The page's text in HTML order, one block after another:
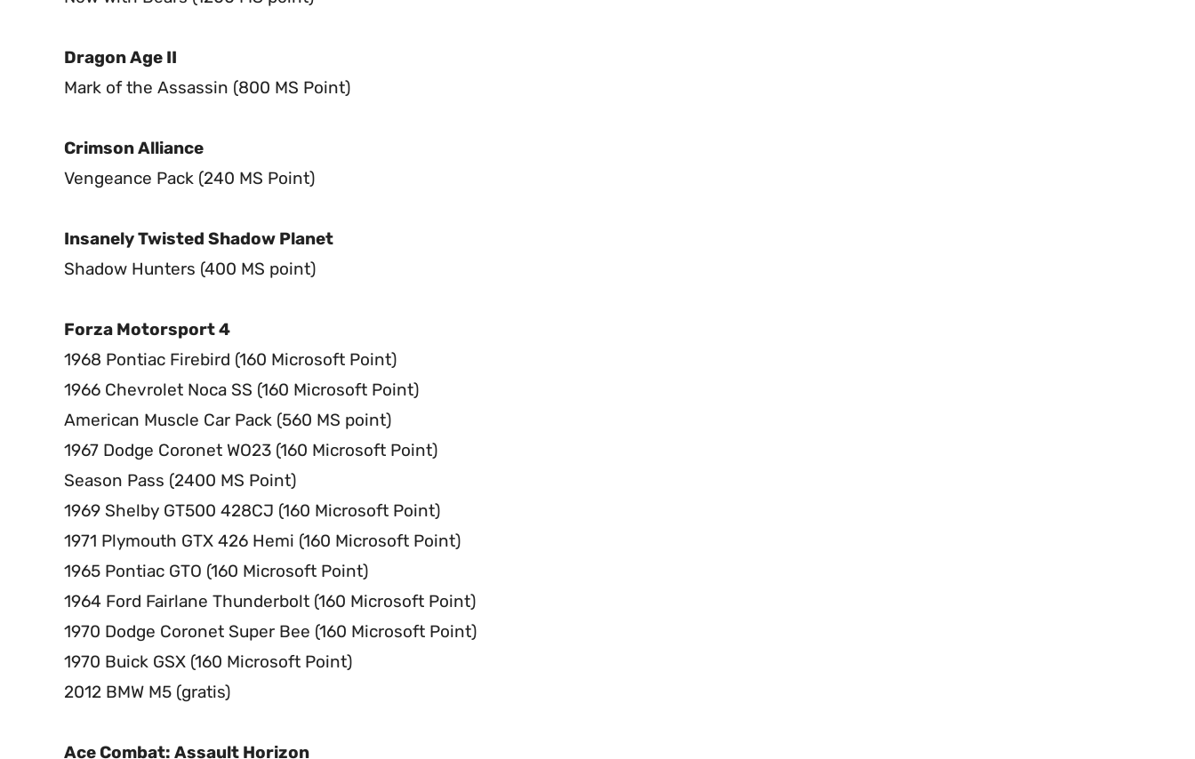
Dragon Age II
Mark of the Assassin (800 MS Point)
Crimson Alliance
Vengeance Pack (240 MS Point)
Insanely Twisted Shadow Planet
Shadow Hunters (400 MS point)
Forza Motorsport 4
1968 Pontiac Firebird (160 Microsoft Point)
1966 Chevrolet Noca SS (160 Microsoft Point)
American Muscle Car Pack (560 MS point)
1967 Dodge Coronet WO23 (160 Microsoft Point)
Season Pass (2400 MS Point)
1969 Shelby GT500 428CJ (160 Microsoft Point)
1971 Plymouth GTX 426 Hemi (160 Microsoft Point)
1965 Pontiac GTO (160 Microsoft Point)
1964 Ford Fairlane Thunderbolt (160 Microsoft Point)
1970 Dodge Coronet Super Bee (160 Microsoft Point)
1970 Buick GSX (160 Microsoft Point)
2012 BMW M5 (gratis)
Ace Combat: Assault Horizon